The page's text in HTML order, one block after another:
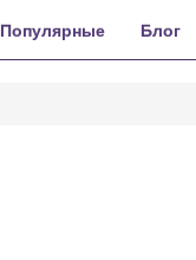
Популярные Блог